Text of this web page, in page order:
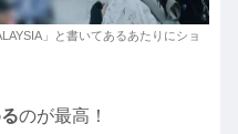
」と書いてあるあたりにショ
のが最高！